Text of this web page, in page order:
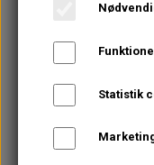
Statistik